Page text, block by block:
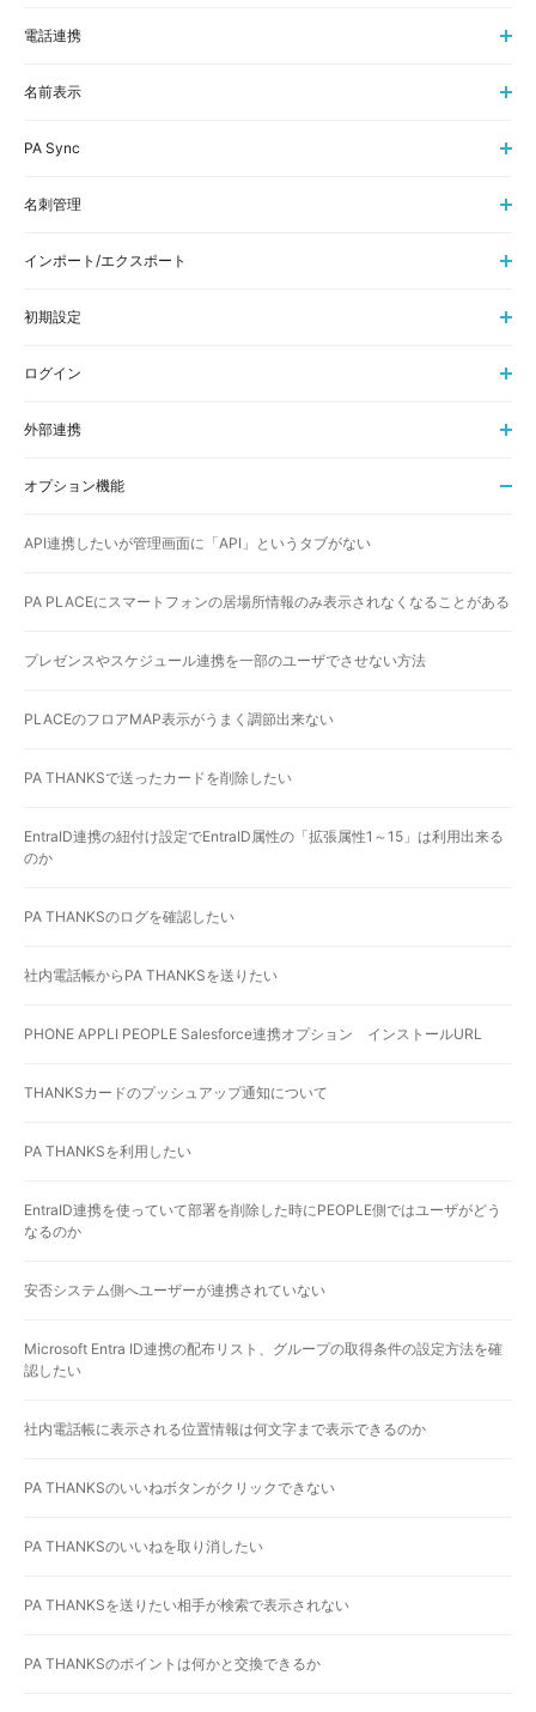
電話連携
名前表示
PA Sync
名刺管理
インポート/エクスポート
初期設定
ログイン
外部連携
オプション機能
API連携したいが管理画面に「API」というタブがない
PA PLACEにスマートフォンの居場所情報のみ表示されなくなることがある
プレゼンスやスケジュール連携を一部のユーザでさせない方法
PLACEのフロアMAP表示がうまく調節出来ない
PA THANKSで送ったカードを削除したい
EntraID連携の紐付け設定でEntraID属性の「拡張属性1～15」は利用出来る
のか
PA THANKSのログを確認したい
社内電話帳からPA THANKSを送りたい
PHONE APPLI PEOPLE Salesforce連携オプション インストールURL
THANKSカードのプッシュアップ通知について
PA THANKSを利用したい
EntraID連携を使っていて部署を削除した時にPEOPLE側ではユーザがどう
なるのか
安否システム側へユーザーが連携されていない
Microsoft Entra ID連携の配布リスト、グループの取得条件の設定方法を確
認したい
社内電話帳に表示される位置情報は何文字まで表示できるのか
PA THANKSのいいねボタンがクリックできない
PA THANKSのいいねを取り消したい
PA THANKSを送りたい相手が検索で表示されない
PA THANKSのポイントは何かと交換できるか